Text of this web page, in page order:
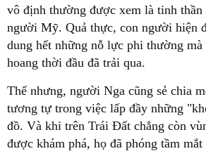
vô định thường được xem là tinh thần
người Mỹ. Quả thực, con người hiện
dung hết những nỗ lực phi thường
hoang thời đầu đã trải qua.
Thế nhưng, người Nga cũng sẻ chia
tương tự trong việc lấp đầy những
đồ. Và khi trên Trái Đất chẳng còn
được khám phá, họ đã phóng tầm